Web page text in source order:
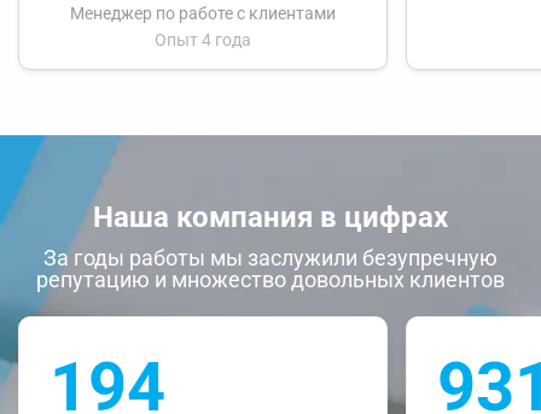
Менеджер по работе с клиентами
Опыт 4 года
Наша компания в цифрах
За годы работы мы заслужили безупречную
репутацию и множество довольных клиентов
194